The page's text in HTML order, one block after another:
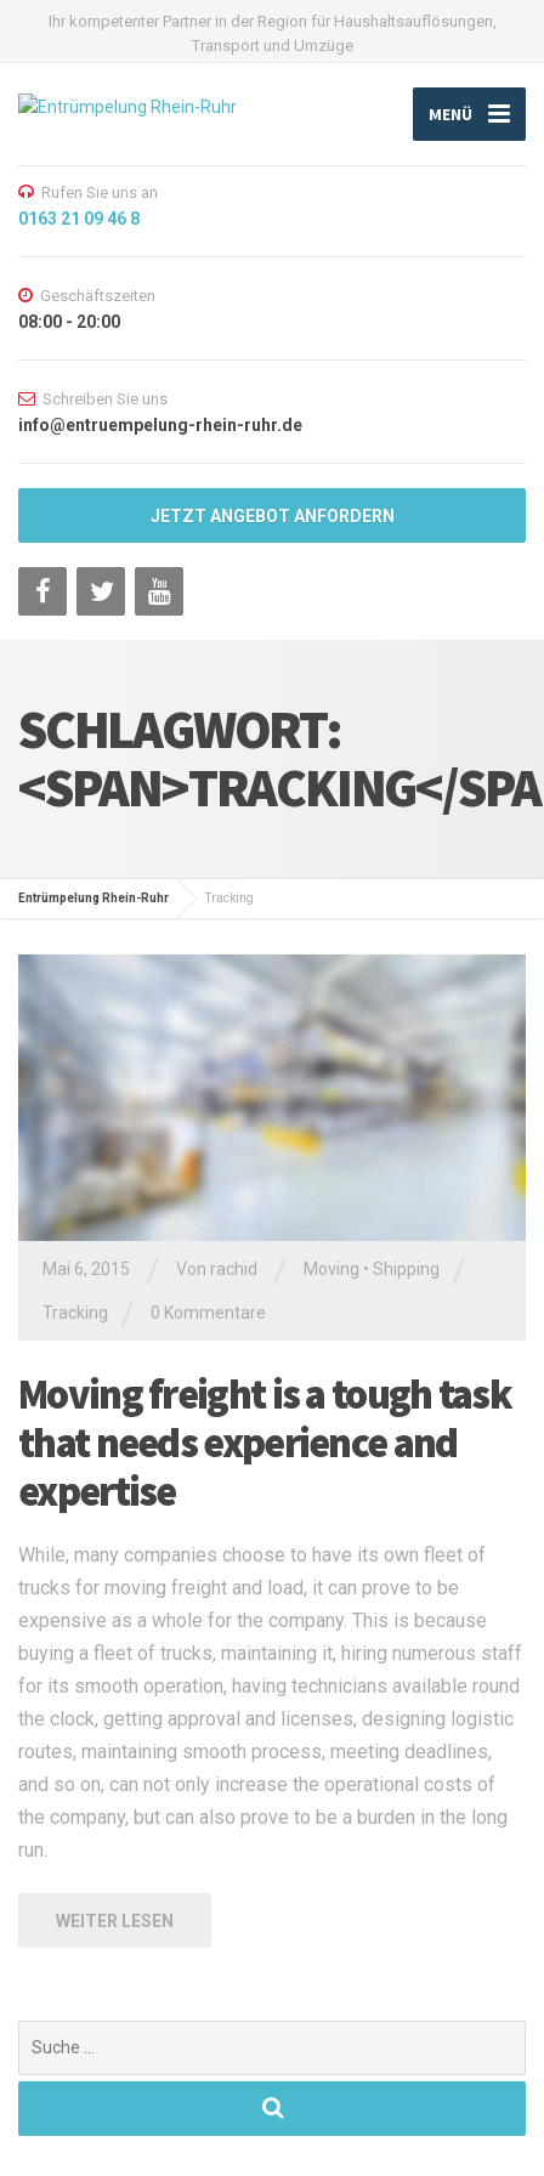
Ihr kompetenter Partner in der Region für Haushaltsauflösungen,
Transport und Umzüge
MENÜ
Rufen Sie uns an
0163 21 09 46 8
Geschäftszeiten
08:00 - 20:00
Schreiben Sie uns
info@entruempelung-rhein-ruhr.de
JETZT ANGEBOT ANFORDERN
SCHLAGWORT:
<SPAN>TRACKING</
Entrümpelung Rhein-Ruhr Tracking
Mai 6, 2015 Von rachid Moving • Shipping
Tracking 0 Kommentare
Moving freight is a tough task
that needs experience and
expertise
While, many companies choose to have its own fleet of
trucks for moving freight and load, it can prove to be
expensive as a whole for the company. This is because
buying a fleet of trucks, maintaining it, hiring numerous staff
for its smooth operation, having technicians available round
the clock, getting approval and licenses, designing logistic
routes, maintaining smooth process, meeting deadlines,
and so on, can not only increase the operational costs of
the company, but can also prove to be a burden in the long
run.
WEITER LESEN
nach: